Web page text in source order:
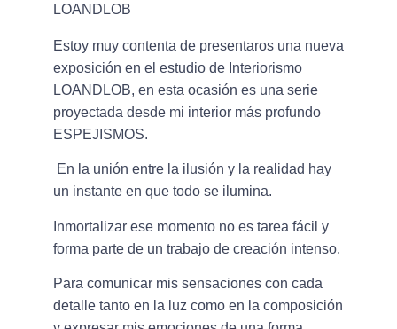
LOANDLOB
Estoy muy contenta de presentaros una nueva
exposición en el estudio de Interiorismo
LOANDLOB, en esta ocasión es una serie
proyectada desde mi interior más profundo
ESPEJISMOS.
En la unión entre la ilusión y la realidad hay
un instante en que todo se ilumina.
Inmortalizar ese momento no es tarea fácil y
forma parte de un trabajo de creación intenso.
Para comunicar mis sensaciones con cada
detalle tanto en la luz como en la composición